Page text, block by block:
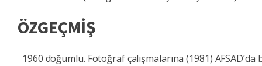
ÖZGEÇMİŞ
1960 doğumlu. Fotoğraf çalışmalarına (1981) AFSAD’da